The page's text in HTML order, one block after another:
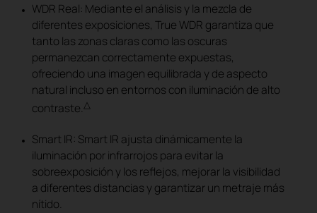
WDR Real: Mediante el análisis y la mezcla de
diferentes exposiciones, True WDR garantiza que
tanto las zonas claras como las oscuras
permanezcan correctamente expuestas,
ofreciendo una imagen equilibrada y de aspecto
natural incluso en entornos con iluminación de alto
contraste.△
Smart IR: Smart IR ajusta dinámicamente la
iluminación por infrarrojos para evitar la
sobreexposición y los reflejos, mejorar la visibilidad
a diferentes distancias y garantizar un metraje más
nítido.